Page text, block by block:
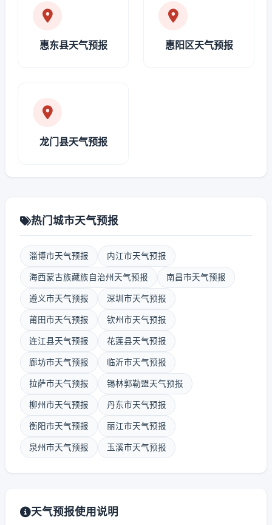
惠东县天气预报 惠阳区天气预报
龙门县天气预报
热门城市天气预报
淄博市天气预报 内江市天气预报
海西蒙古族藏族自治州天气预报 南昌市天气预报
遵义市天气预报 深圳市天气预报
莆田市天气预报 钦州市天气预报
连江县天气预报 花莲县天气预报
廊坊市天气预报 临沂市天气预报
拉萨市天气预报 锡林郭勒盟天气预报
柳州市天气预报 丹东市天气预报
衡阳市天气预报 丽江市天气预报
泉州市天气预报 玉溪市天气预报
天气预报使用说明